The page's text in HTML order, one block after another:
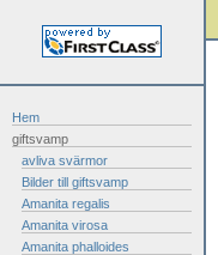
Hem
giftsvamp
avliva svärmor
Bilder till giftsvamp
Amanita regalis
Amanita virosa
Amanita phalloides